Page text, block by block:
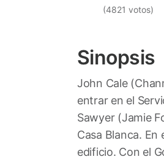
(4821 votos)
Sinopsis
John Cale
entrar en el
Sawyer (Jamie
Casa Blanca.
edificio. Con el